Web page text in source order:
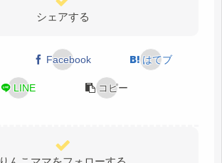
シェアする
Facebook はてブ
LINE コピー